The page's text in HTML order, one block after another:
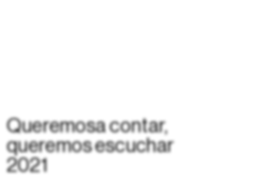
Queremosa contar,
queremos escuchar
2021